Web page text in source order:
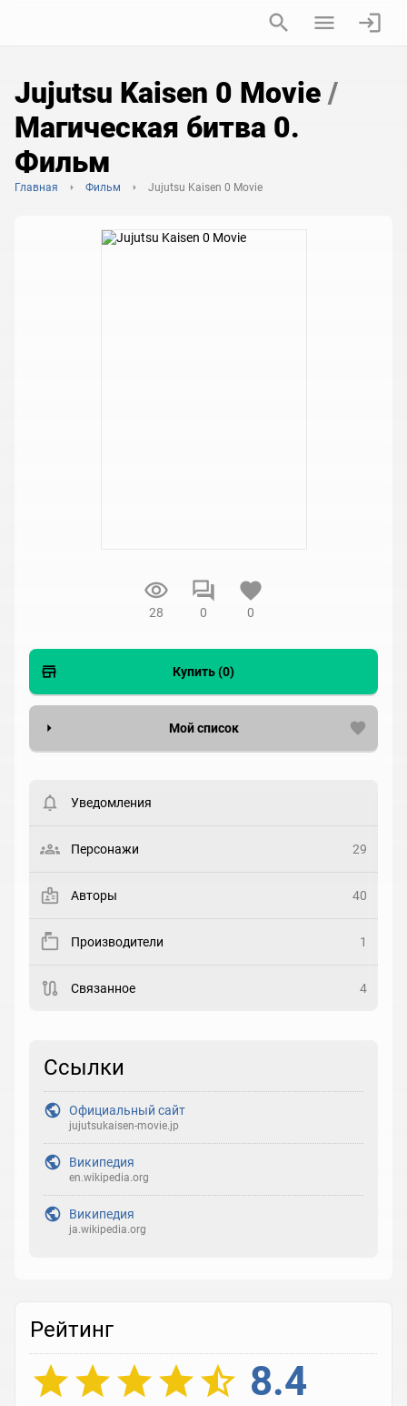
Jujutsu Kaisen 0 Movie /
Магическая битва 0.
Фильм
Главная Фильм Jujutsu Kaisen 0 Movie
28 0 0
Купить (0)
Мой список
Статус
Рейтинг
Реакция
Уведомления
Персонажи 29
Авторы 40
Производители 1
Связанное 4
Ссылки
Официальный сайт
jujutsukaisen-movie.jp
Википедия
en.wikipedia.org
Википедия
ja.wikipedia.org
Рейтинг
8.4